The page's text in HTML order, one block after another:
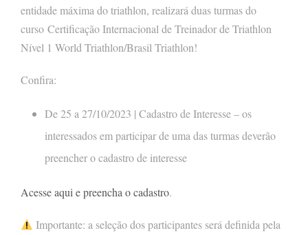
entidade máxima do triathlon, realizará duas turmas do
curso Certificação Internacional de Treinador de Triathlon
Nível 1 World Triathlon/Brasil Triathlon!
Confira:
De 25 a 27/10/2023 | Cadastro de Interesse – os
interessados em participar de uma das turmas deverão
preencher o cadastro de interesse
Acesse aqui e preencha o cadastro.
Importante: a seleção dos participantes será definida pela